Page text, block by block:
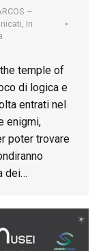
–
In
temple of
di logica e
entrati nel
enigmi,
poter trovare
dei…